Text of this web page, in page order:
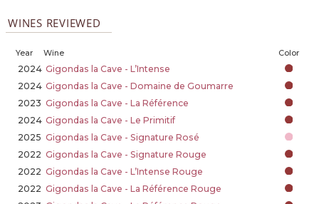
WINES REVIEWED
Year Wine Color
2024 Gigondas la Cave - L’Intense
2024 Gigondas la Cave - Domaine de Goumarre
2023 Gigondas la Cave - La Référence
2024 Gigondas la Cave - Le Primitif
2025 Gigondas la Cave - Signature Rosé
2022 Gigondas la Cave - Signature Rouge
2022 Gigondas la Cave - L’Intense Rouge
2022 Gigondas la Cave - La Référence Rouge